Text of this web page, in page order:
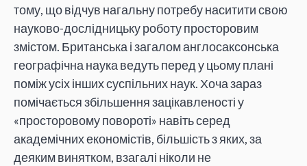
тому, що відчув нагальну потребу наситити свою
науково-дослідницьку роботу просторовим
змістом. Британська і загалом англосаксонська
географічна наука ведуть перед у цьому плані
поміж усіх інших суспільних наук. Хоча зараз
помічається збільшення зацікавленості у
«просторовому повороті» навіть серед
академічних економістів, більшість з яких, за
деяким винятком, взагалі ніколи не